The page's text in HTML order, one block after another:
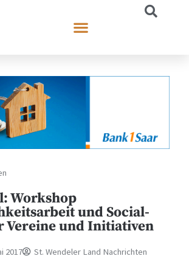
Workshop
und Social-
Vereine und Initiativen
2017 St. Wendeler Land Nachrichten